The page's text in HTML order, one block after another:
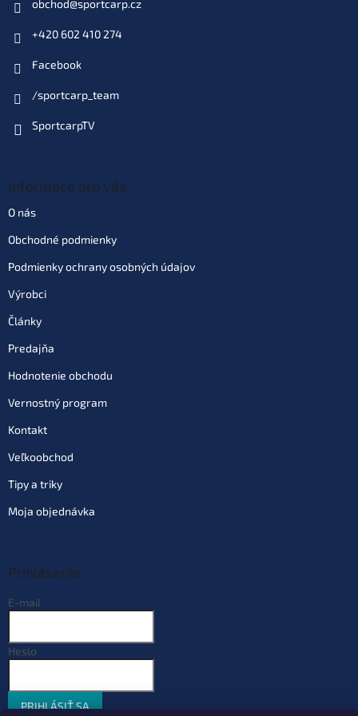
obchod@sportcarp.cz
+420 602 410 274
Facebook
/sportcarp_team
SportcarpTV
Informace pro vás
O nás
Obchodné podmienky
Podmienky ochrany osobných údajov
Výrobci
Články
Predajňa
Hodnotenie obchodu
Vernostný program
Kontakt
Veľkoobchod
Tipy a triky
Moja objednávka
Prihlásenie
E-mail
Heslo
PRIHLÁSIŤ SA